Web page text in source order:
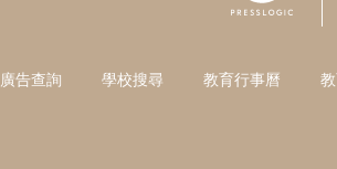
廣告查詢 學校搜尋 教育行事曆